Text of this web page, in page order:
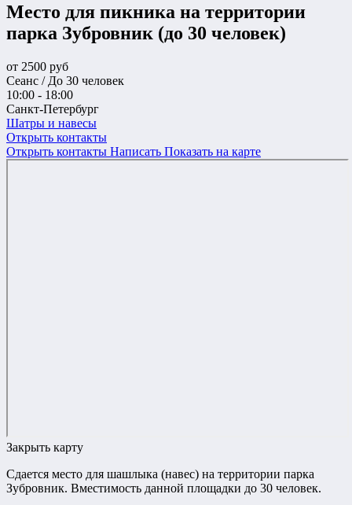
Место для пикника на территории
парка Зубровник (до 30 человек)
от 2500 руб
Сеанс / До 30 человек
10:00 - 18:00
Санкт-Петербург
Шатры и навесы
Открыть контакты
Открыть контакты Написать Показать на карте
Закрыть карту
Сдается место для шашлыка (навес) на территории парка
Зубровник. Вместимость данной площадки до 30 человек.